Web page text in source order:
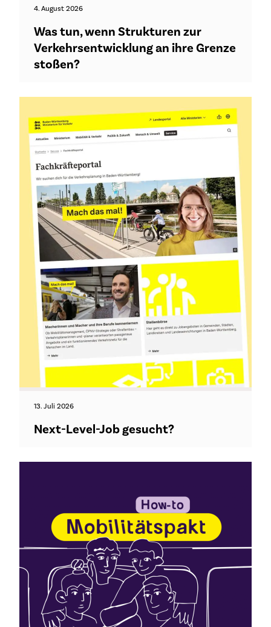
4. August 2026
Was tun, wenn Strukturen zur
Verkehrsentwicklung an ihre Grenze
stoßen?
13. Juli 2026
Next-Level-Job gesucht?